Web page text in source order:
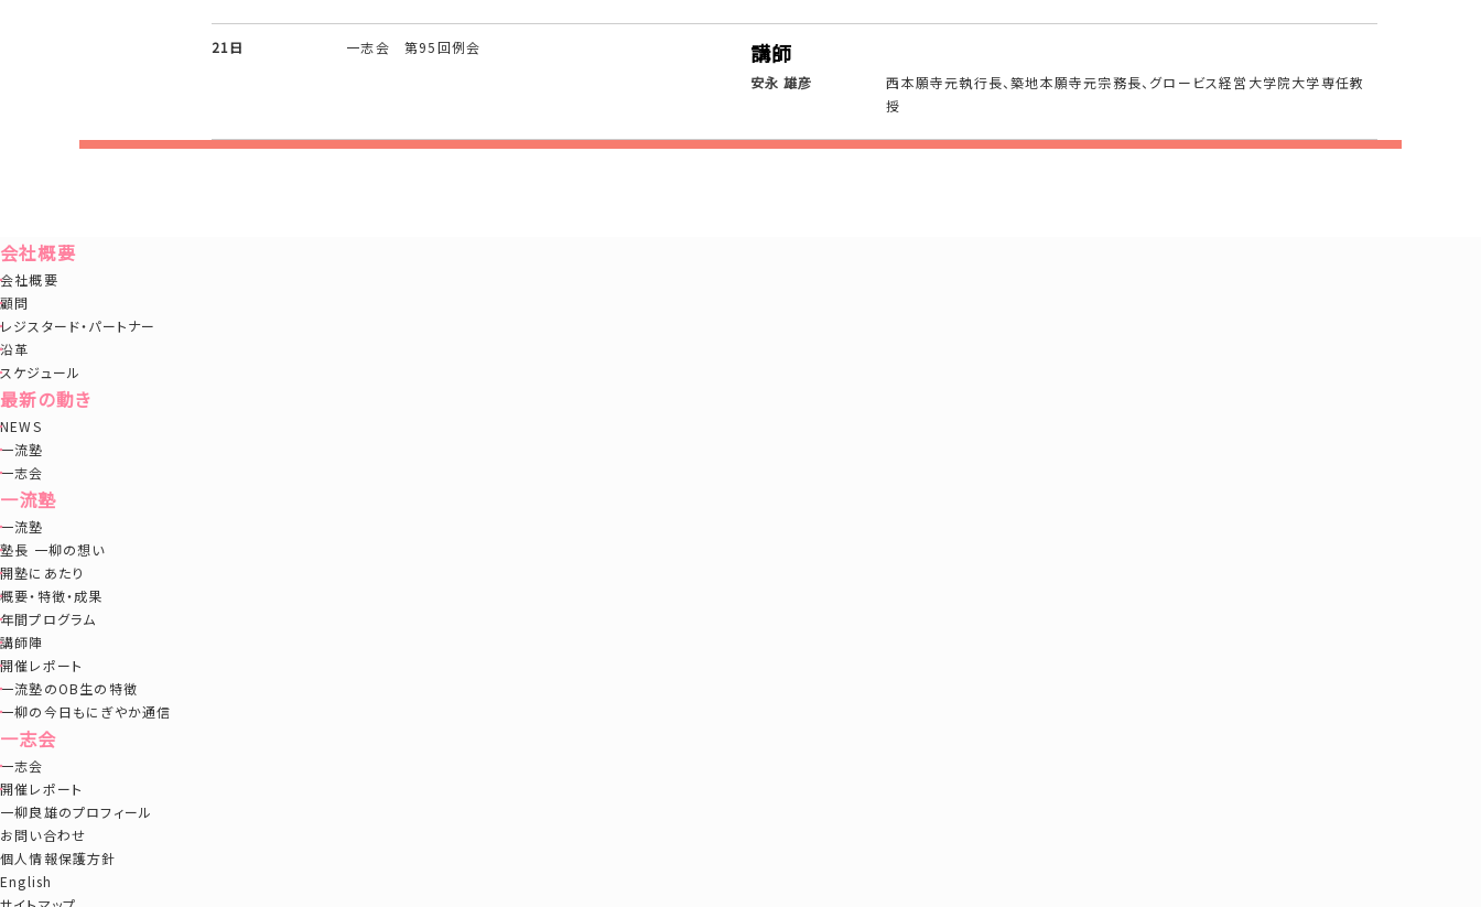
21日 一志会 第95回例会 講師
安永 雄彦
西本願寺元執行長、築地本願寺元宗務長、グロービス経営大学院大学専任教
授
会社概要
会社概要
顧問
レジスタード・パートナー
沿革
スケジュール
最新の動き
NEWS
一流塾
一志会
一流塾
一流塾
塾長 一柳の想い
開塾にあたり
概要・特徴・成果
年間プログラム
講師陣
開催レポート
一流塾のOB生の特徴
一柳の今日もにぎやか通信
一志会
一志会
開催レポート
一柳良雄のプロフィール
お問い合わせ
個人情報保護方針
English